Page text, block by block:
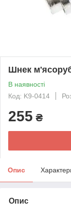
Шнек
В наявності
Код: K9-0414
255 ₴
Опис
Опис